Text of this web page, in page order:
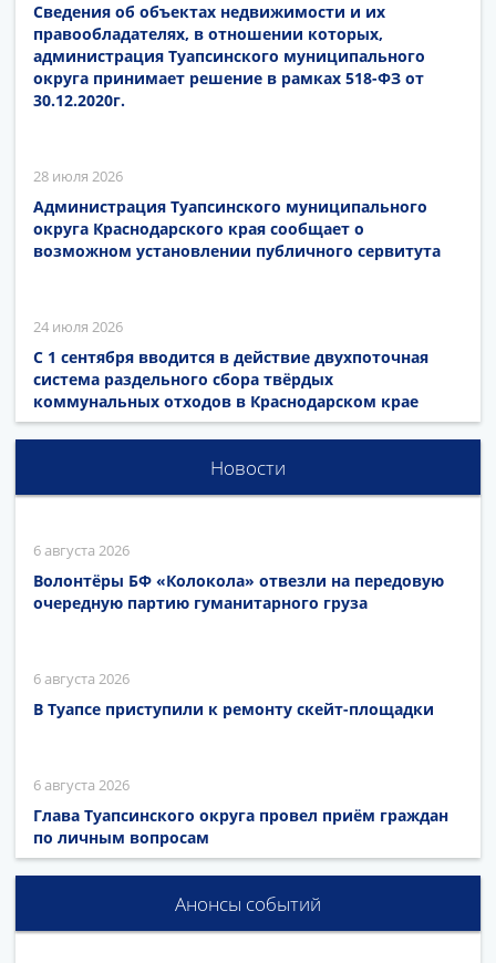
Сведения об объектах недвижимости и их
правообладателях, в отношении которых,
администрация Туапсинского муниципального
округа принимает решение в рамках 518-ФЗ от
30.12.2020г.
28 июля 2026
Администрация Туапсинского муниципального
округа Краснодарского края сообщает о
возможном установлении публичного сервитута
24 июля 2026
С 1 сентября вводится в действие двухпоточная
система раздельного сбора твёрдых
коммунальных отходов в Краснодарском крае
Новости
6 августа 2026
Волонтёры БФ «Колокола» отвезли на передовую
очередную партию гуманитарного груза
6 августа 2026
В Туапсе приступили к ремонту скейт-площадки
6 августа 2026
Глава Туапсинского округа провел приём граждан
по личным вопросам
Анонсы событий